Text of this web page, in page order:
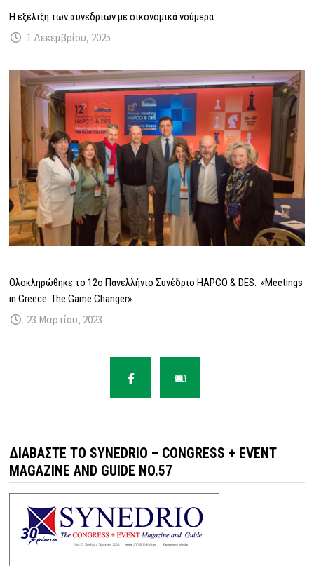
Η εξέλιξη των συνεδρίων με οικονομικά νούμερα
1 Δεκεμβρίου, 2025
Ολοκληρώθηκε το 12ο Πανελλήνιο Συνέδριο HAPCO & DES: «Meetings
in Greece: The Game Changer»
23 Μαρτίου, 2023
ΔΙΑΒΆΣΤΕ ΤΟ SYNEDRIO – CONGRESS + EVENT
MAGAZINE AND GUIDE NO.57